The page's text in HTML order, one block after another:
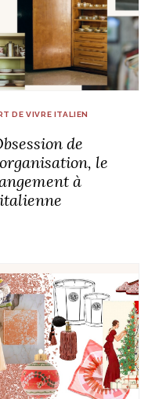
DE VIVRE ITALIEN
de
le
à